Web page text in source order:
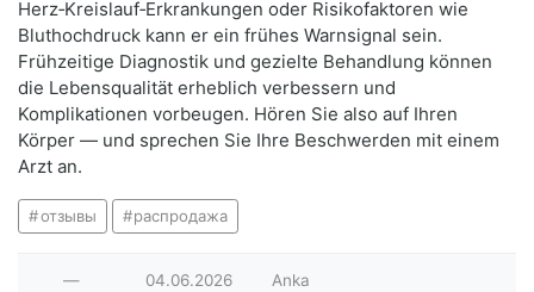
Herz‑Kreislauf‑Erkrankungen oder Risikofaktoren wie
Bluthochdruck kann er ein frühes Warnsignal sein.
Frühzeitige Diagnostik und gezielte Behandlung können
die Lebensqualität erheblich verbessern und
Komplikationen vorbeugen. Hören Sie also auf Ihren
Körper — und sprechen Sie Ihre Beschwerden mit einem
Arzt an.
отзывы распродажа
— 04.06.2026 Anka